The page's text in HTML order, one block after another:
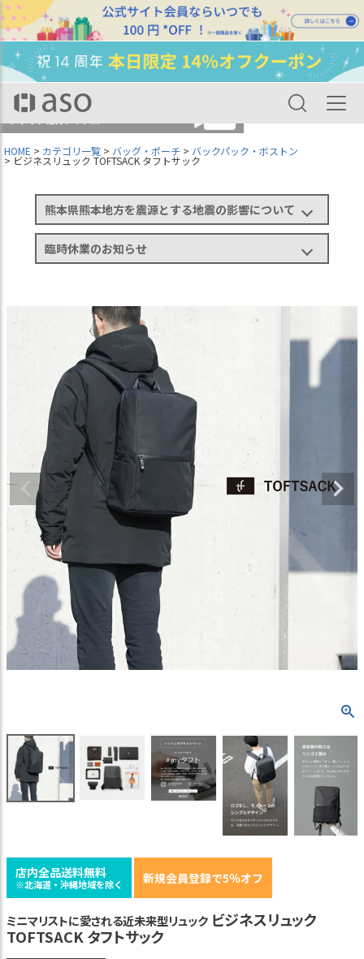
HOME カテゴリ一覧 バッグ・ポーチ バックパック・ボストン
ビジネスリュック TOFTSACK タフトサック
熊本県熊本地方を震源とする地震の影響について
臨時休業のお知らせ
店内全品送料無料
※北海道・沖縄地域を除く 新規会員登録で5％オフ
ミニマリストに愛される近未来型リュック ビジネスリュック
TOFTSACK タフトサック